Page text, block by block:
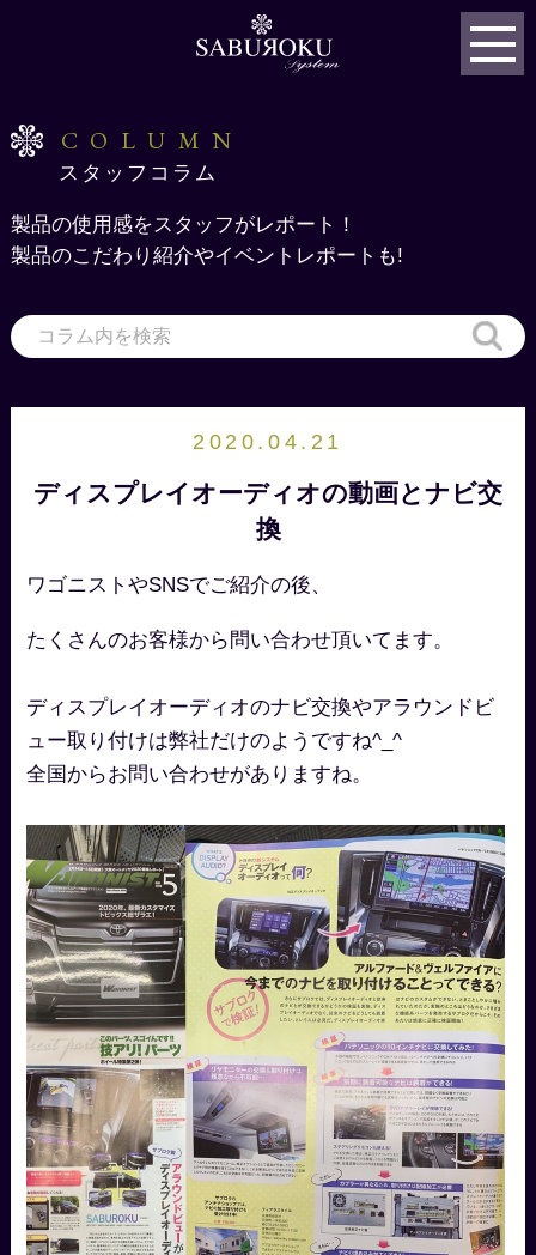
COLUMN
スタッフコラム
製品の使用感をスタッフがレポート！
製品のこだわり紹介やイベントレポートも!
2020.04.21
ディスプレイオーディオの動画とナビ交
換
ワゴニストやSNSでご紹介の後、
たくさんのお客様から問い合わせ頂いてます。
ディスプレイオーディオのナビ交換やアラウンドビ
ュー取り付けは弊社だけのようですね^_^
全国からお問い合わせがありますね。